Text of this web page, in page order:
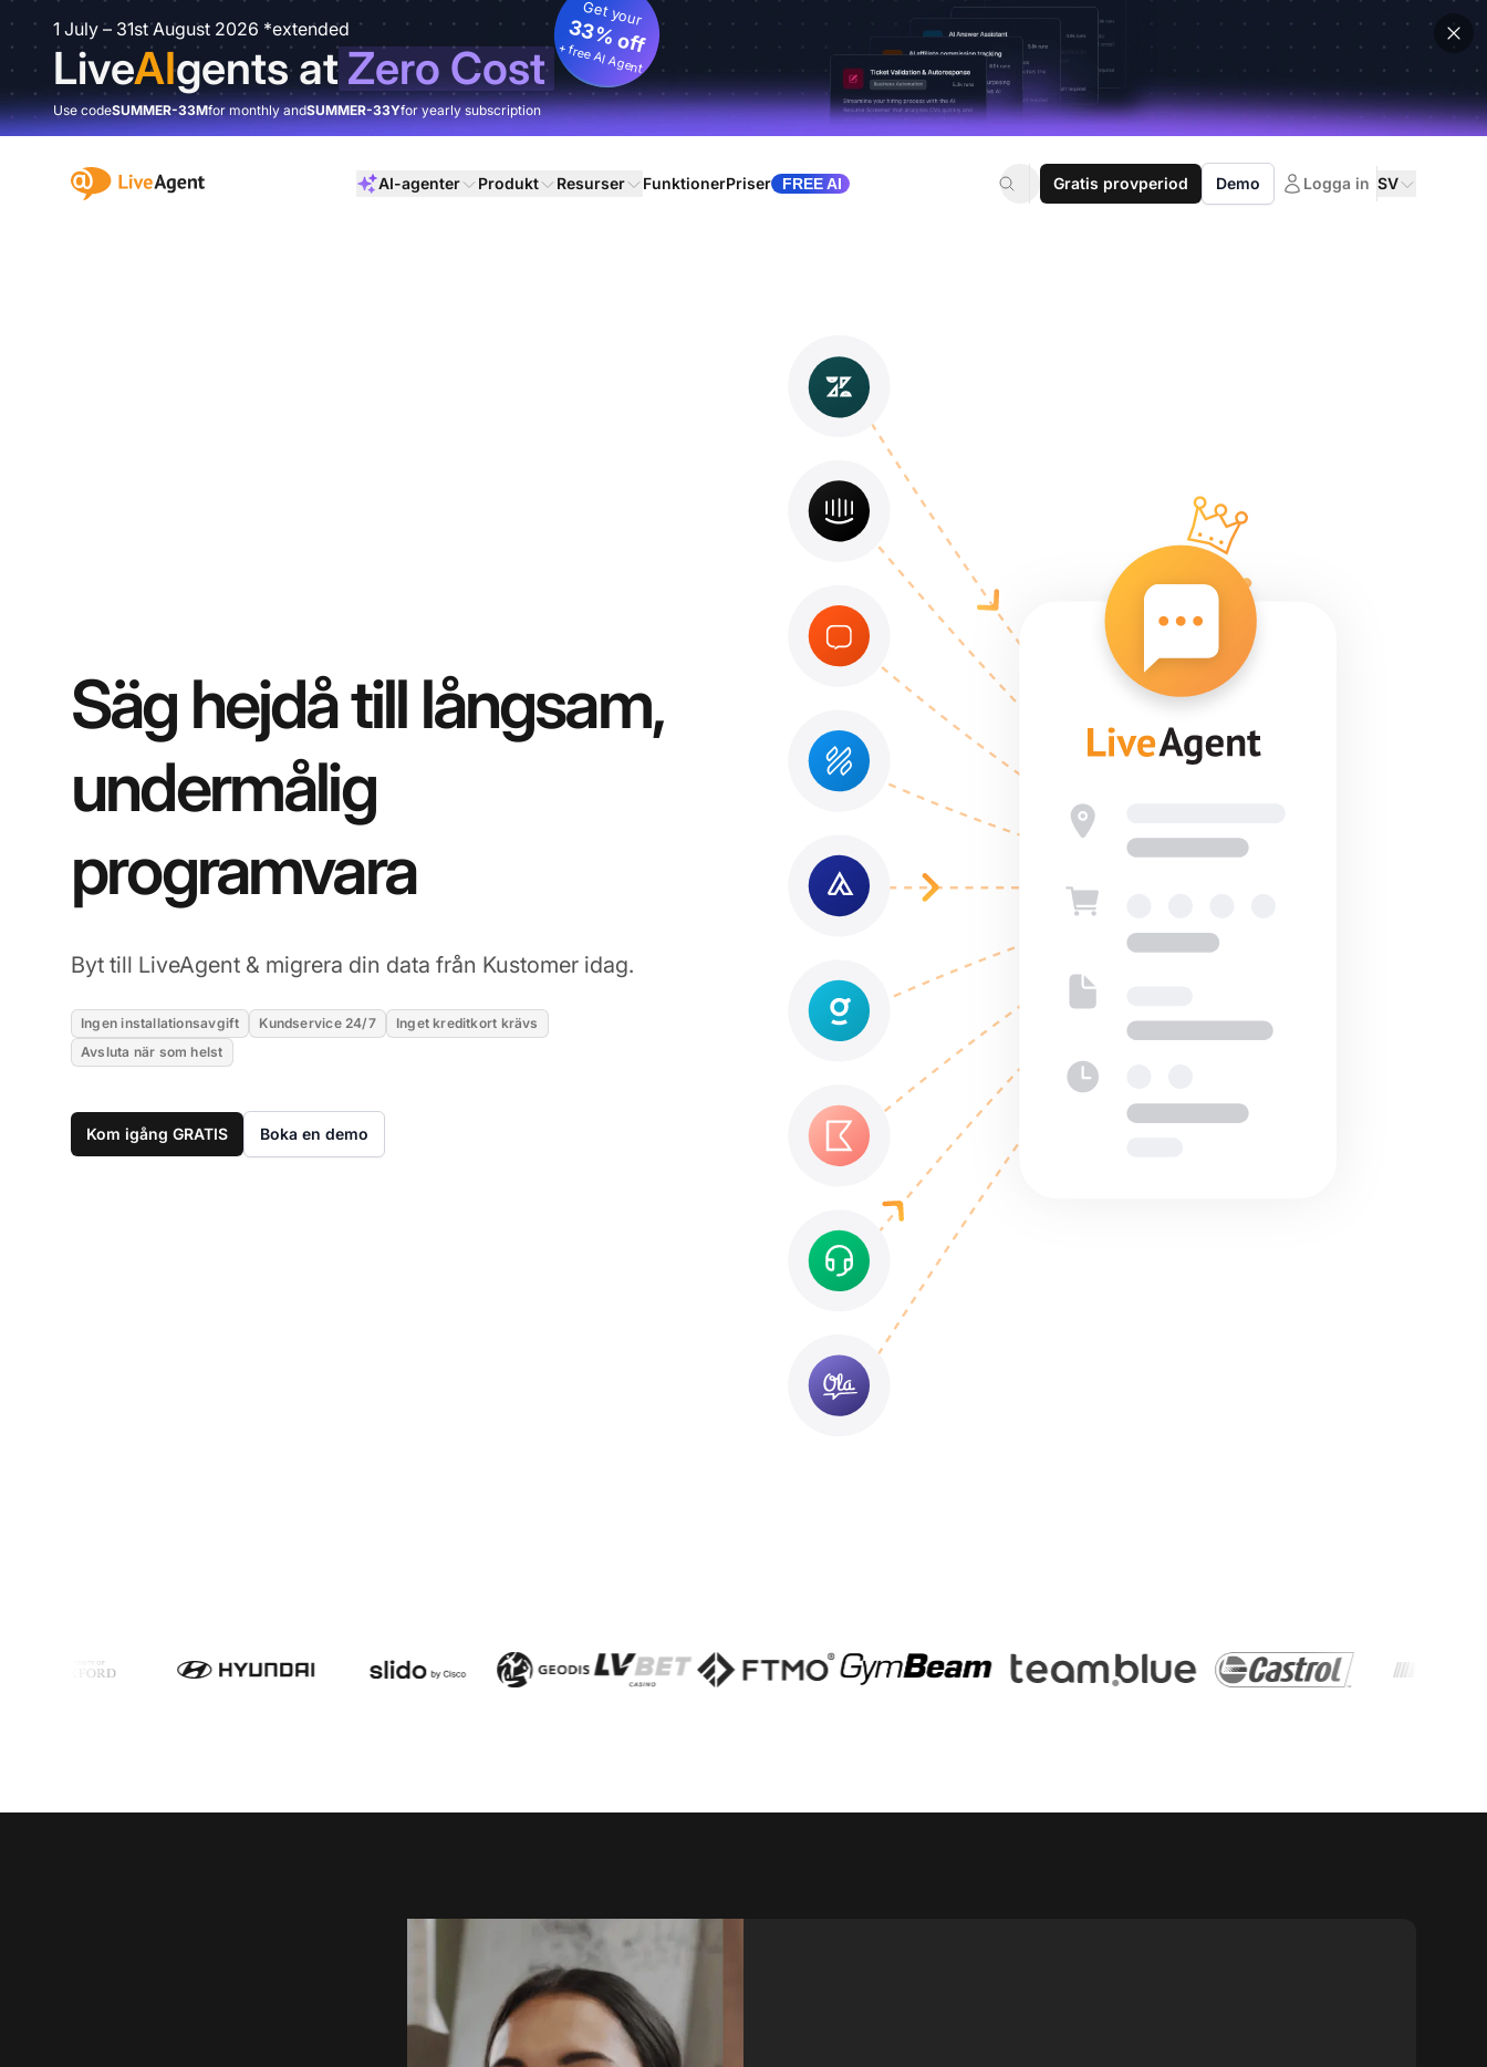
1 July – 31st August 2026 *extended
LiveAIgents atZero Cost
Get your
33% off
+ free AI Agent
Use codeSUMMER-33Mfor monthly andSUMMER-33Yfor yearly subscription
:site.title AI-agenter Produkt Resurser FunktionerPriser FREE AI Gratis provperiod Demo Logga in SV
Säg hejdå till långsam,
undermålig
programvara
Byt till LiveAgent & migrera din data från Kustomer idag.
Ingen installationsavgift Kundservice 24/7
Inget kreditkort krävs
Avsluta när som helst
Kom igång GRATIS Boka en demo